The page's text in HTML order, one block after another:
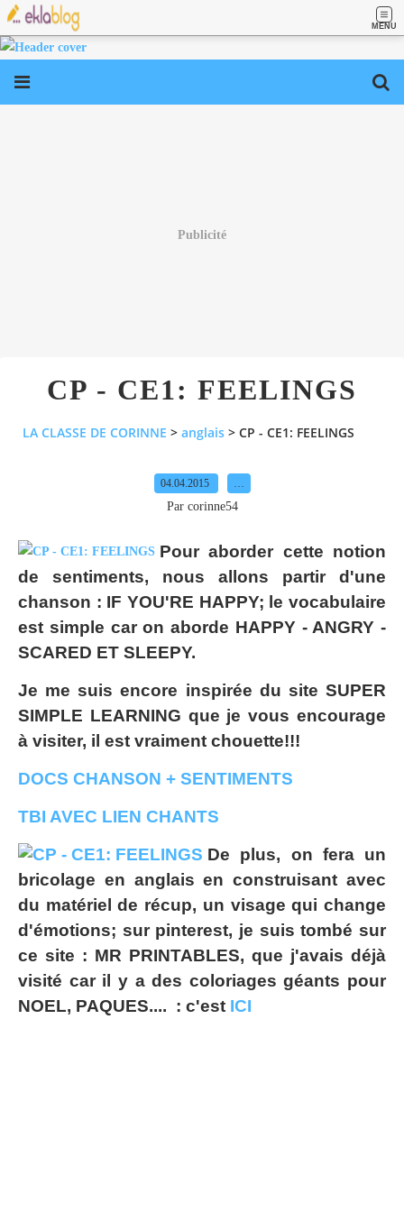
MENU
Publicité
CP - CE1: FEELINGS
LA CLASSE DE CORINNE > anglais > CP - CE1: FEELINGS
04.04.2015
Par corinne54
Pour aborder cette notion
de sentiments, nous allons partir d'une
chanson : IF YOU'RE HAPPY; le vocabulaire
est simple car on aborde HAPPY - ANGRY -
SCARED ET SLEEPY.
Je me suis encore inspirée du site SUPER
SIMPLE LEARNING que je vous encourage
à visiter, il est vraiment chouette!!!
DOCS CHANSON + SENTIMENTS
TBI AVEC LIEN CHANTS
De plus, on fera un
bricolage en anglais en construisant avec
du matériel de récup, un visage qui change
d'émotions; sur pinterest, je suis tombé sur
ce site : MR PRINTABLES, que j'avais déjà
visité car il y a des coloriages géants pour
NOEL, PAQUES.... : c'est ICI